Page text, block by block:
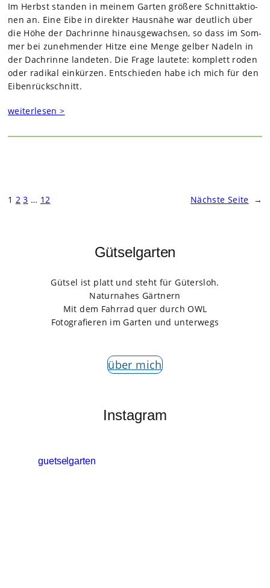
Im Herbst stan­den in mei­nem Gar­ten grö­ßere Schnitt­ak­tio­
nen an. Eine Eibe in direk­ter Haus­nähe war deut­lich über
die Höhe der Dach­rinne hin­aus­ge­wach­sen, so dass im Som­
mer bei zuneh­men­der Hitze eine Menge gel­ber Nadeln in
der Dach­rinne lan­de­ten. Die Frage lau­tete: kom­plett roden
oder radi­kal ein­kür­zen. Ent­schie­den habe ich mich für den
Eiben­rück­schnitt.
weiterlesen >
1 2 3 … 12 Nächste Seite →
Gütselgarten
Gütsel ist platt und steht für Gütersloh.
Naturnahes Gärtnern
Mit dem Fahrrad quer durch OWL
Fotografieren im Garten und unterwegs
über mich
Instagram
guetselgarten